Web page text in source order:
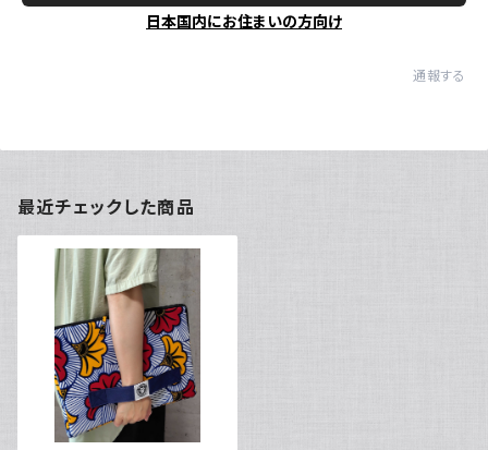
日本国内にお住まいの方向け
通報する
最近チェックした商品